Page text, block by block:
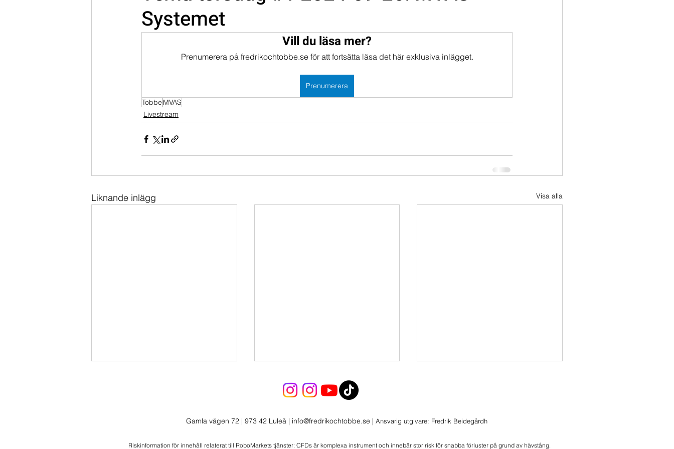
Dippköparportföljen Momentumportföljen
Systemet
Vill du läsa mer?
Prenumerera på fredrikochtobbe.se för att fortsätta läsa det här exklusiva inlägget.
Prenumerera
Tobbe MVAS
Livestream
Liknande inlägg Visa alla
Morgonlive 2026-08-05
Morgonlive 2026-08-04
Marknadsöversikt:
Geopolitiska Risker Starka
Morgonlive 2026-07-28
Gamla vägen 72 | 973 42 Luleå | info@fredrikochtobbe.se | Ansvarig utgivare: Fredrik Beidegårdh
Riskinformation för innehåll relaterat till RoboMarkets tjänster: CFDs är komplexa instrument och innebär stor risk för snabba förluster på grund av hävstång.